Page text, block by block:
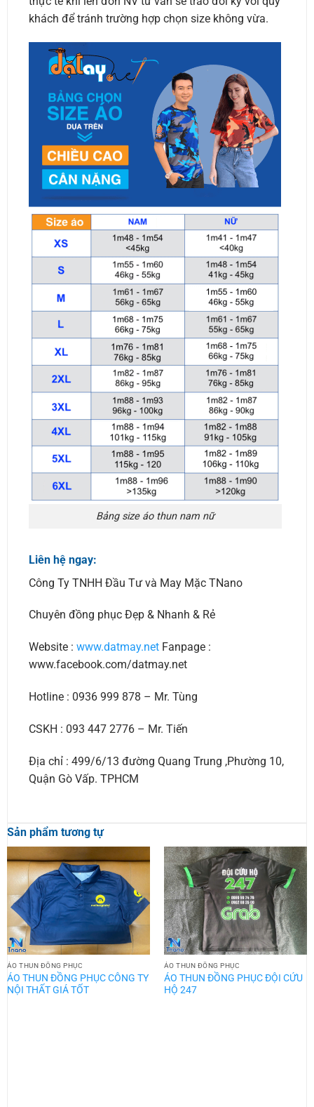
khách để tránh trường hợp chọn size không vừa.
Bảng size áo thun nam nữ
Liên hệ ngay:
Công Ty TNHH Đầu Tư và May Mặc TNano
Chuyên đồng phục Đẹp & Nhanh & Rẻ
Website : www.datmay.netFanpage :
www.facebook.com/datmay.net
Hotline : 0936 999 878 – Mr. Tùng
CSKH : 093 447 2776 – Mr. Tiến
Địa chỉ : 499/6/13 đường Quang Trung ,Phường 10,
Quận Gò Vấp. TPHCM
Sản phẩm tương tự
ÁO THUN ĐỒNG PHỤC
ÁO THUN ĐỒNG PHỤC CÔNG TY
NỘI THẤT GIÁ TỐT
ÁO THUN ĐỒNG PHỤC
ÁO THUN ĐỒNG PHỤC ĐỘI CỨU
HỘ 247